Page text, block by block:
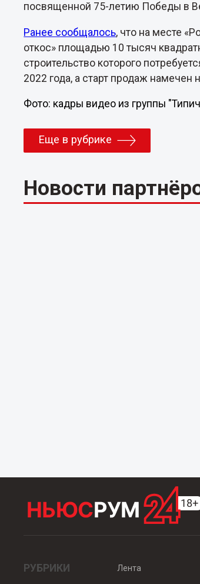
посвященной 75-летию Победы в
Ранее сообщалось, что на месте
откос» площадью 10 тысяч
строительство которого
2022 года, а старт продаж намечен
Фото: кадры видео из группы
Еще в рубрике
Новости
РУБРИКИ
Лента